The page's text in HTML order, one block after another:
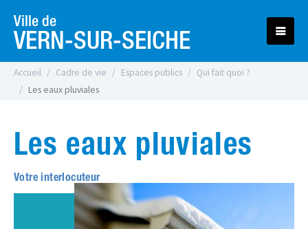
Ville de
VERN-SUR-SEICHE
Accueil Cadre de vie Espaces publics
Qui fait quoi ?
Les eaux pluviales
Les eaux pluviales
Votre interlocuteur